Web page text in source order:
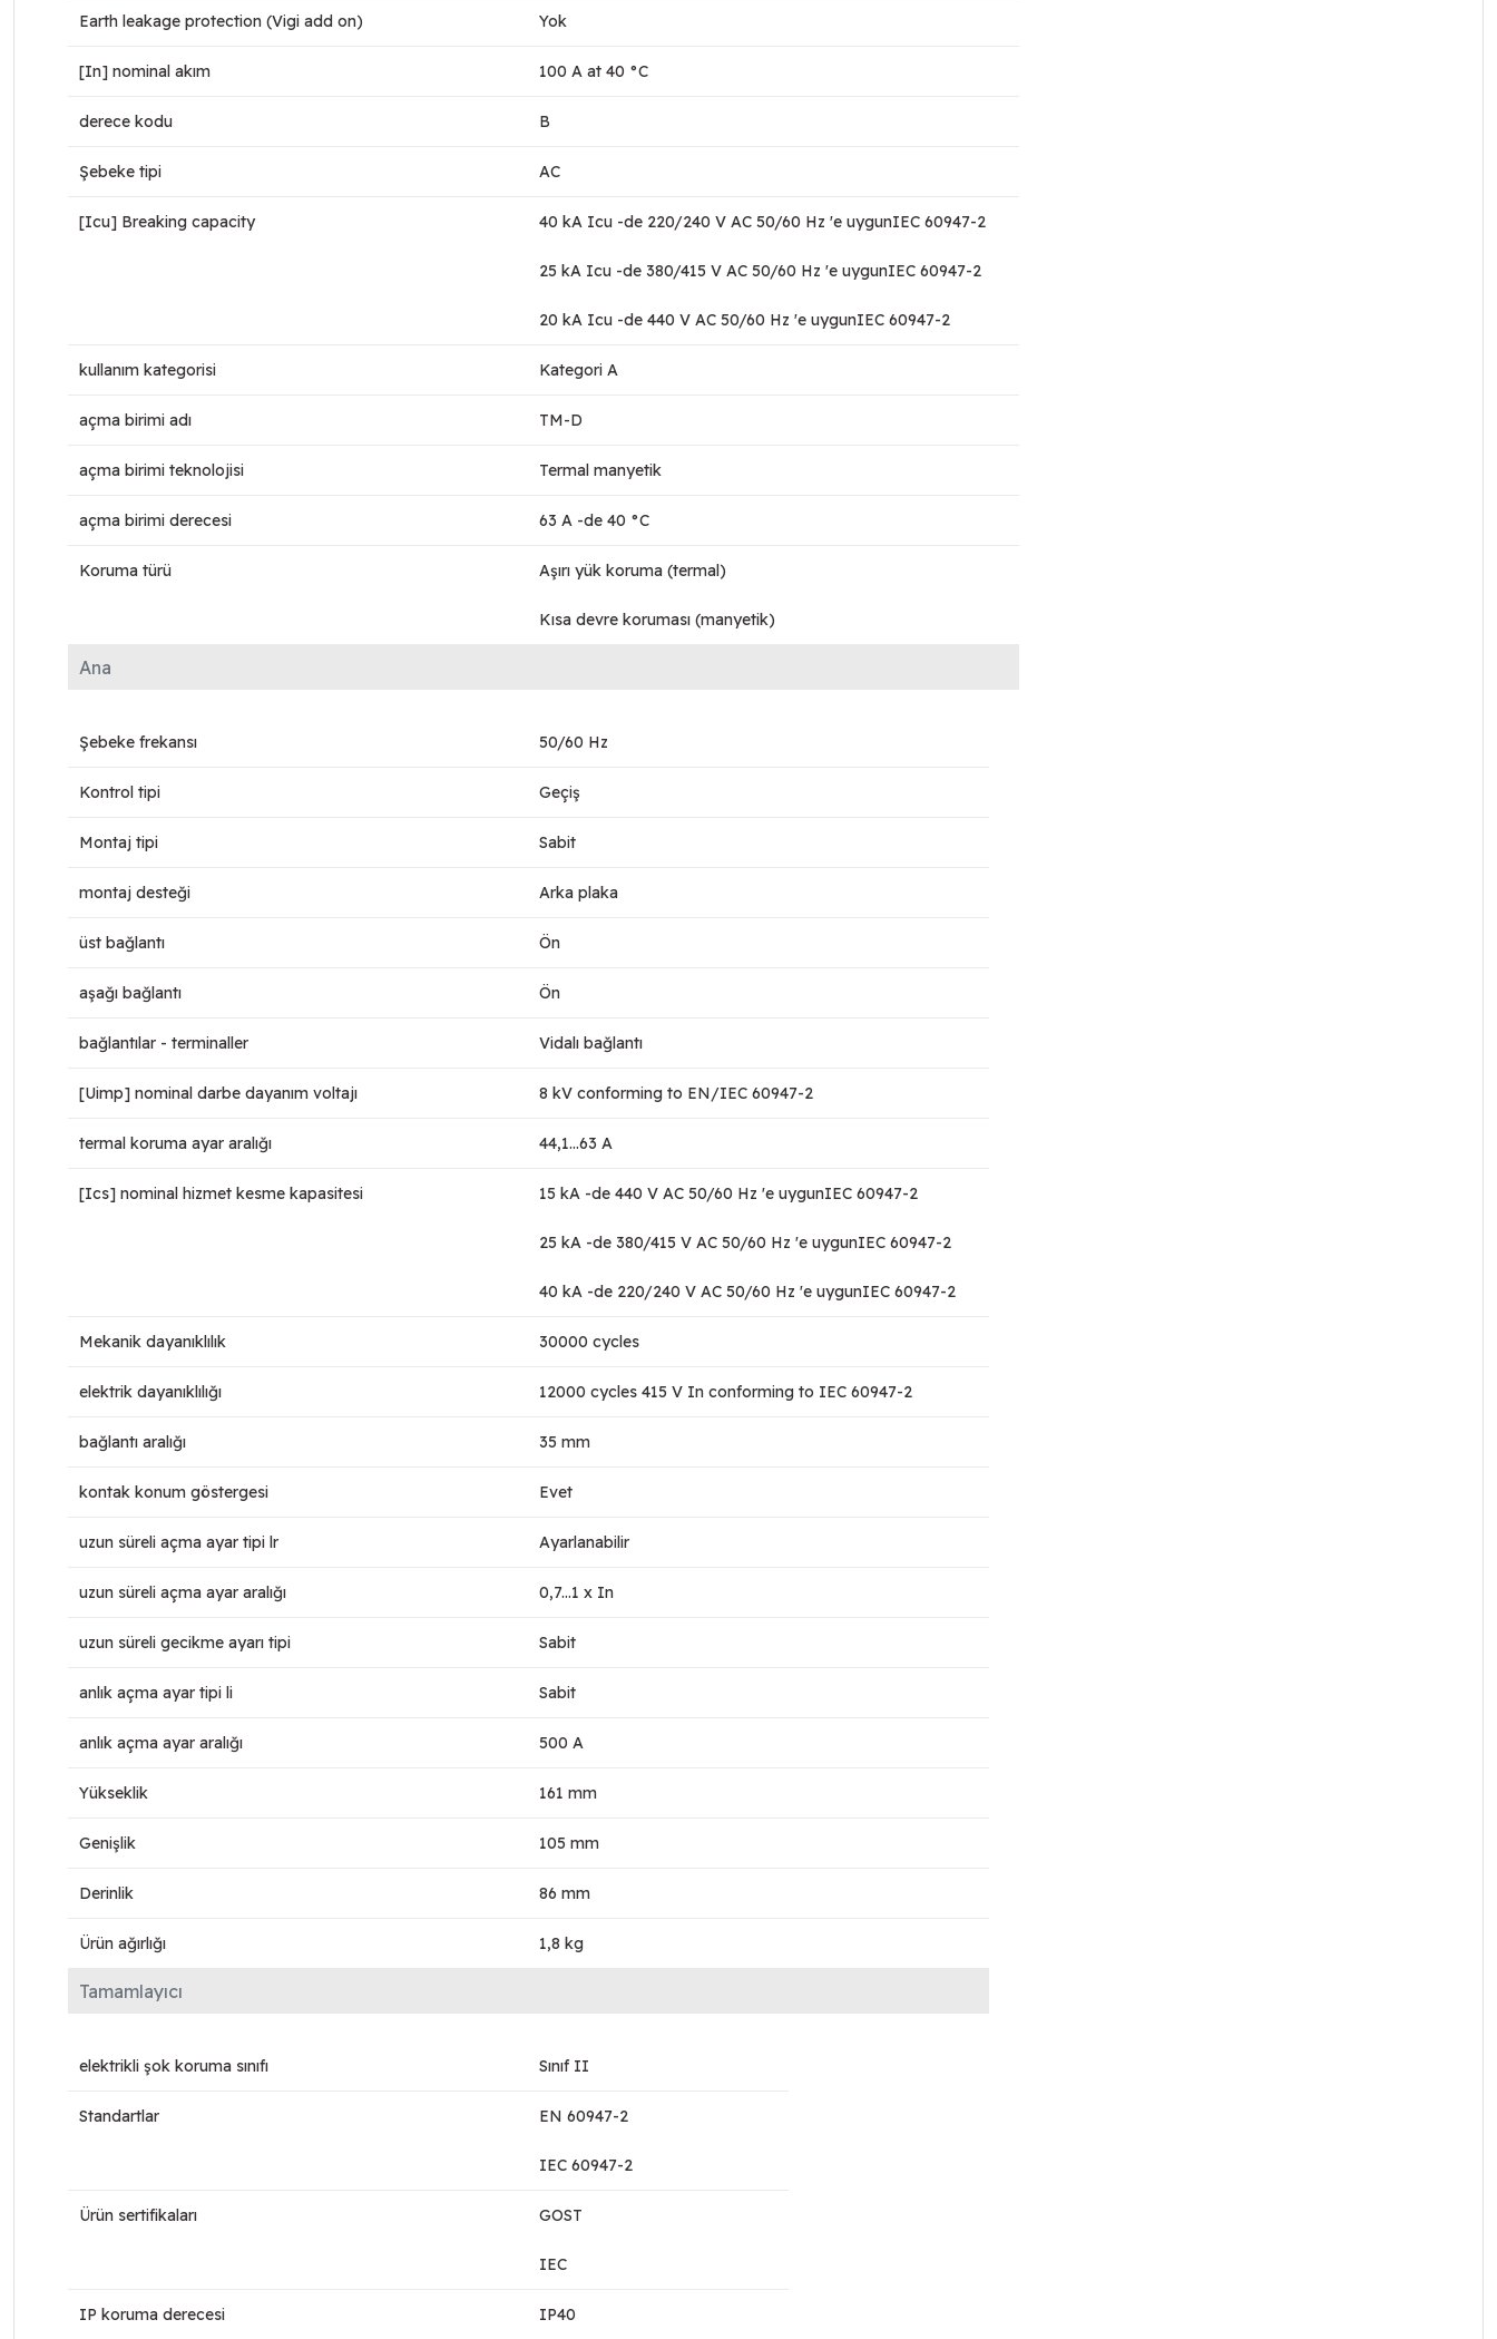
Ana
Earth leakage protection (Vigi add on) Yok
[In] nominal akım 100 A at 40 °C
derece kodu B
Şebeke tipi AC
[Icu] Breaking capacity 40 kA Icu -de 220/240 V AC 50/60 Hz 'e uygunIEC 60947-2
25 kA Icu -de 380/415 V AC 50/60 Hz 'e uygunIEC 60947-2
20 kA Icu -de 440 V AC 50/60 Hz 'e uygunIEC 60947-2
kullanım kategorisi Kategori A
açma birimi adı TM-D
açma birimi teknolojisi Termal manyetik
açma birimi derecesi 63 A -de 40 °C
Koruma türü Aşırı yük koruma (termal)
Kısa devre koruması (manyetik)
Tamamlayıcı
Şebeke frekansı 50/60 Hz
Kontrol tipi Geçiş
Montaj tipi Sabit
montaj desteği Arka plaka
üst bağlantı Ön
aşağı bağlantı Ön
bağlantılar - terminaller Vidalı bağlantı
[Uimp] nominal darbe dayanım voltajı 8 kV conforming to EN/IEC 60947-2
termal koruma ayar aralığı 44,1…63 A
[Ics] nominal hizmet kesme kapasitesi 15 kA -de 440 V AC 50/60 Hz 'e uygunIEC 60947-2
25 kA -de 380/415 V AC 50/60 Hz 'e uygunIEC 60947-2
40 kA -de 220/240 V AC 50/60 Hz 'e uygunIEC 60947-2
Mekanik dayanıklılık 30000 cycles
elektrik dayanıklılığı 12000 cycles 415 V In conforming to IEC 60947-2
bağlantı aralığı 35 mm
kontak konum göstergesi Evet
uzun süreli açma ayar tipi lr Ayarlanabilir
uzun süreli açma ayar aralığı 0,7...1 x In
uzun süreli gecikme ayarı tipi Sabit
anlık açma ayar tipi li Sabit
anlık açma ayar aralığı 500 A
Yükseklik 161 mm
Genişlik 105 mm
Derinlik 86 mm
Ürün ağırlığı 1,8 kg
elektrikli şok koruma sınıfı Sınıf II
Standartlar EN 60947-2
IEC 60947-2
Ürün sertifikaları GOST
IEC
IP koruma derecesi IP40